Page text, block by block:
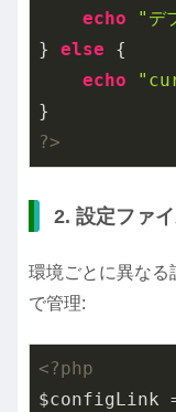
echo
"デ
} else {
echo
?>
2. 設定ファ
環境ごとに異なる
で管理:
<?php
$configLink